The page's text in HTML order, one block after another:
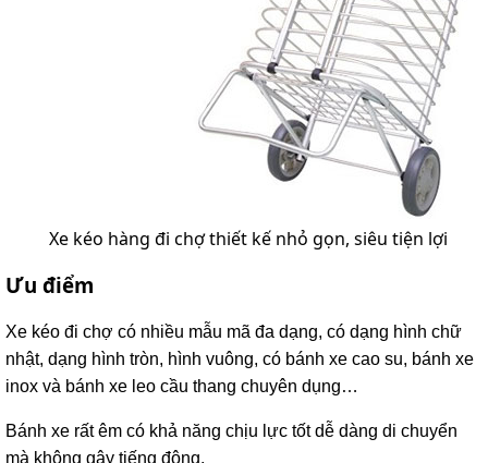
Xe kéo hàng đi chợ thiết kế nhỏ gọn, siêu tiện lợi
Ưu điểm
Xe kéo đi chợ có nhiều mẫu mã đa dạng, có dạng hình chữ
nhật, dạng hình tròn, hình vuông, có bánh xe cao su, bánh xe
inox và bánh xe leo cầu thang chuyên dụng…
Bánh xe rất êm có khả năng chịu lực tốt dễ dàng di chuyển
mà không gây tiếng động.